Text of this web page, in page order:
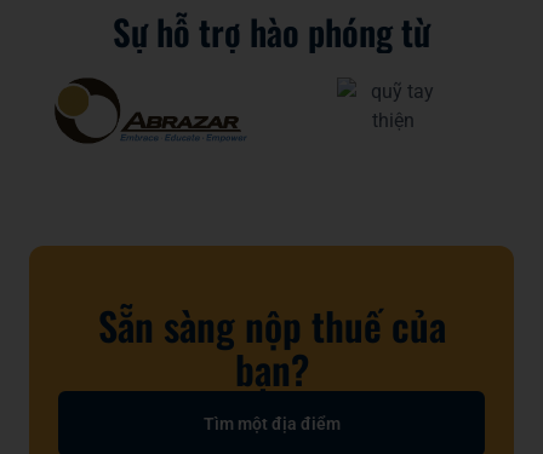
Sự hỗ trợ hào phóng từ
Sẵn sàng nộp thuế của
bạn?
Tìm một địa điểm